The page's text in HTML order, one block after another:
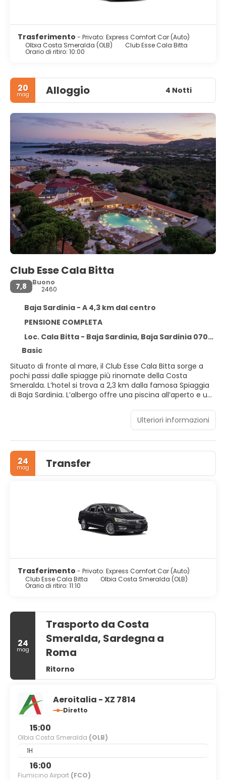
Trasferimento - Privato: Express Comfort Car (Auto)
Olbia Costa Smeralda (OLB)
Club Esse Cala Bitta
Orario di ritiro: 10:00
20
mag Alloggio 4 Notti
Club Esse Cala Bitta
7,8
Buono
2460
Baja Sardinia - A 4,3 km dal centro
PENSIONE COMPLETA
Loc. Cala Bitta - Baja Sardinia, Baja Sardinia 07040
Basic
Situato di fronte al mare, il Club Esse Cala Bitta sorge a
pochi passi dalle spiagge più rinomate della Costa
Smeralda. L’hotel si trova a 2,3 km dalla famosa Spiaggia
di Baja Sardinia. L’albergo offre una piscina all’aperto e un
Cala Bitta potrete approfittare di ombrelloni e lettini. Il
Cala Bitta propone ampie aree all’aperto e camere
loco svariate specialità sarde a colazione, pranzo e cena.
Il Club Esse Cala Bitta si trova nei pressi della strada SP 59,
che vi consentirà di raggiungere Porto Cervo in meno di
25 minuti.
Ulteriori informazioni
24
mag Transfer
Trasferimento - Privato: Express Comfort Car (Auto)
Club Esse Cala Bitta
Olbia Costa Smeralda (OLB)
Orario di ritiro: 11:10
24
mag
Trasporto da Costa
Smeralda, Sardegna a
Roma
Ritorno
Aeroitalia - XZ 7814
Diretto
15:00
Olbia Costa Smeralda (OLB)
1H
16:00
Fiumicino Airport (FCO)